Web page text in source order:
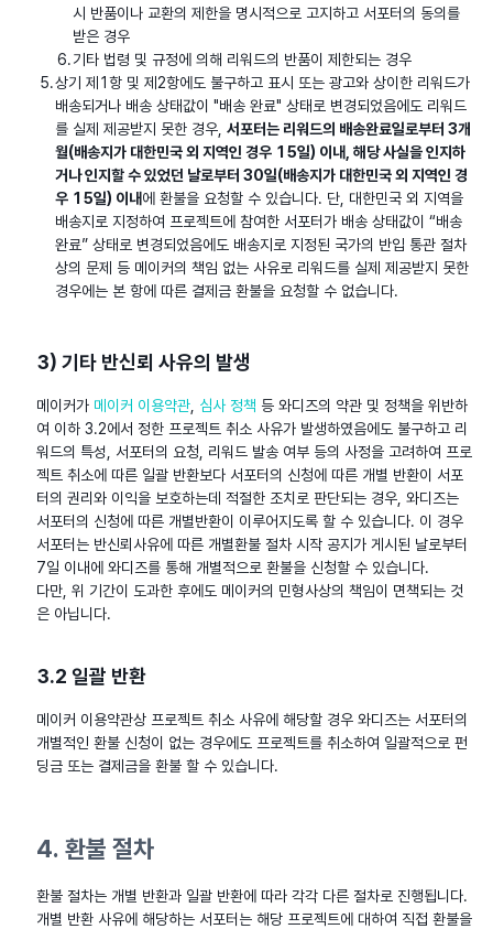
시 반품이나 교환의 제한을 명시적으로 고지하고 서포터의 동의를
받은 경우
기타 법령 및 규정에 의해 리워드의 반품이 제한되는 경우
상기 제1항 및 제2항에도 불구하고 표시 또는 광고와 상이한 리워드가
배송되거나 배송 상태값이 "배송 완료" 상태로 변경되었음에도 리워드
를 실제 제공받지 못한 경우, 서포터는 리워드의 배송완료일로부터 3개
월(배송지가 대한민국 외 지역인 경우 15일) 이내, 해당 사실을 인지하
거나 인지할 수 있었던 날로부터 30일(배송지가 대한민국 외 지역인 경
우 15일) 이내에 환불을 요청할 수 있습니다. 단, 대한민국 외 지역을
배송지로 지정하여 프로젝트에 참여한 서포터가 배송 상태값이 “배송
완료” 상태로 변경되었음에도 배송지로 지정된 국가의 반입 통관 절차
상의 문제 등 메이커의 책임 없는 사유로 리워드를 실제 제공받지 못한
경우에는 본 항에 따른 결제금 환불을 요청할 수 없습니다.
3) 기타 반신뢰 사유의 발생
메이커가 메이커 이용약관, 심사 정책 등 와디즈의 약관 및 정책을 위반하
여 이하 3.2에서 정한 프로젝트 취소 사유가 발생하였음에도 불구하고 리
워드의 특성, 서포터의 요청, 리워드 발송 여부 등의 사정을 고려하여 프로
젝트 취소에 따른 일괄 반환보다 서포터의 신청에 따른 개별 반환이 서포
터의 권리와 이익을 보호하는데 적절한 조치로 판단되는 경우, 와디즈는
서포터의 신청에 따른 개별반환이 이루어지도록 할 수 있습니다. 이 경우
서포터는 반신뢰사유에 따른 개별환불 절차 시작 공지가 게시된 날로부터
7일 이내에 와디즈를 통해 개별적으로 환불을 신청할 수 있습니다.
다만, 위 기간이 도과한 후에도 메이커의 민형사상의 책임이 면책되는 것
은 아닙니다.
3.2 일괄 반환
메이커 이용약관상 프로젝트 취소 사유에 해당할 경우 와디즈는 서포터의
개별적인 환불 신청이 없는 경우에도 프로젝트를 취소하여 일괄적으로 펀
딩금 또는 결제금을 환불 할 수 있습니다.
4. 환불 절차
환불 절차는 개별 반환과 일괄 반환에 따라 각각 다른 절차로 진행됩니다.
개별 반환 사유에 해당하는 서포터는 해당 프로젝트에 대하여 직접 환불을